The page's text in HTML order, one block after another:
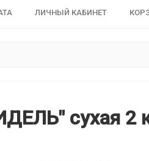
ЛИЧНЫЙ КАБИНЕТ
сухая 2